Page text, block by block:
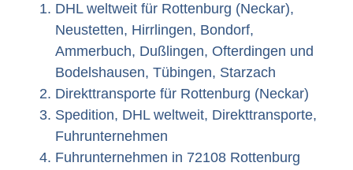
DHL weltweit für Rottenburg (Neckar),
Neustetten, Hirrlingen, Bondorf,
Ammerbuch, Dußlingen, Ofterdingen und
Bodelshausen, Tübingen, Starzach
Direkttransporte für Rottenburg (Neckar)
Spedition, DHL weltweit, Direkttransporte,
Fuhrunternehmen
Fuhrunternehmen in 72108 Rottenburg